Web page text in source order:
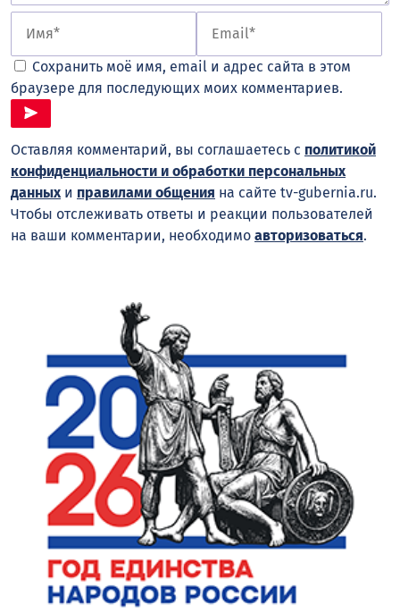
Сохранить моё имя, email и адрес сайта в этом
браузере для последующих моих комментариев.
Оставляя комментарий, вы соглашаетесь с политикой
конфиденциальности и обработки персональных
данных и правилами общения на сайте tv-gubernia.ru.
Чтобы отслеживать ответы и реакции пользователей
на ваши комментарии, необходимо авторизоваться.